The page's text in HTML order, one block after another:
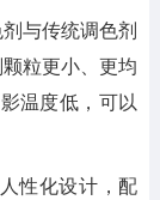
与传统调色剂
粒更小、更均
温度低，可以
性化设计，配